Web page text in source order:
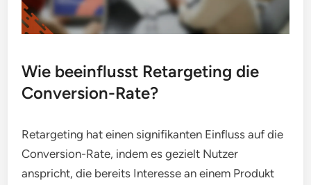
Wie beeinflusst Retargeting die
Conversion-Rate?
Retargeting hat einen signifikanten Einfluss auf die
Conversion-Rate, indem es gezielt Nutzer
anspricht, die bereits Interesse an einem Produkt